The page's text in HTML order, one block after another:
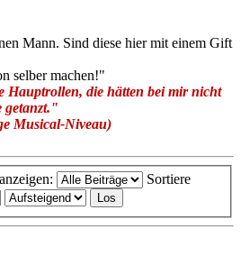
Mann. Sind diese hier mit einem Gift
selber machen!"
Hauptrollen, die hätten bei mir nicht
getanzt."
Musical-Niveau)
Sortiere